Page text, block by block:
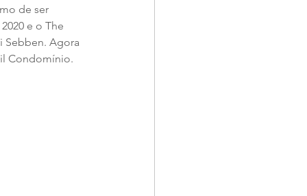
de ser
e o The
Sebben. Agora
Condomínio.